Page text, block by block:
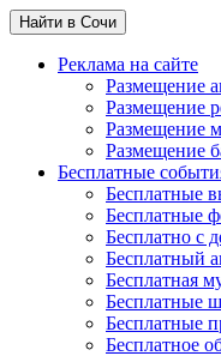
Найти в Сочи
Реклама на сайте
Размещение
Размещение
Размещение
Размещение
Бесплатные
Бесплатные
Бесплатные
Бесплатно с
Бесплатный
Бесплатная
Бесплатные
Бесплатные
Бесплатное